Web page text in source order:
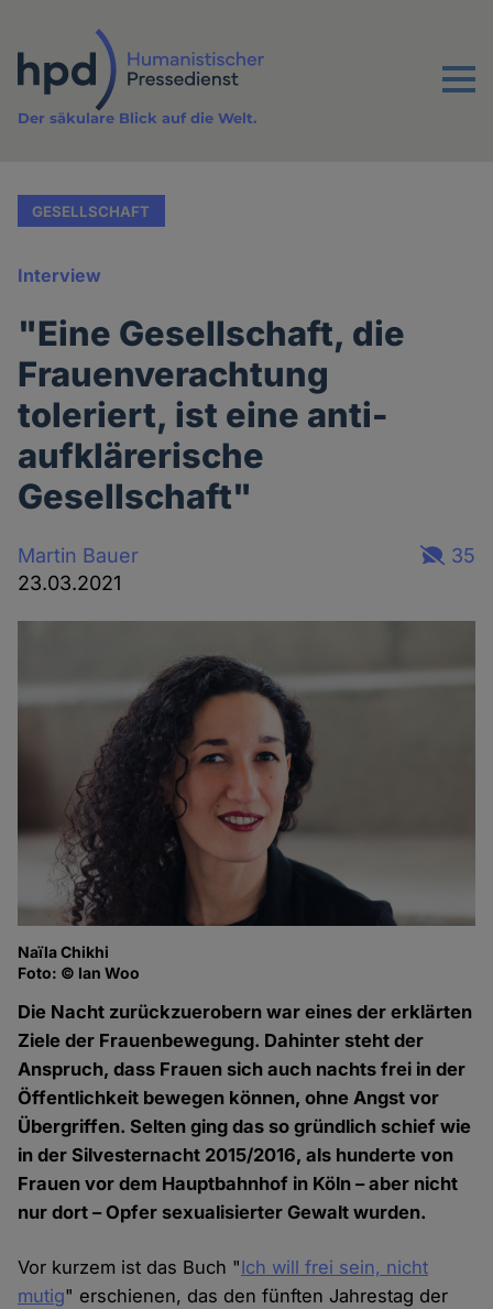
Inhalt
Menu
Der säkulare Blick auf die Welt.
GESELLSCHAFT
Interview
"Eine Gesellschaft, die
Frauenverachtung
toleriert, ist eine anti-
aufklärerische
Gesellschaft"
Martin Bauer
23.03.2021
35
Naïla Chikhi
Foto: © Ian Woo
Die Nacht zurückzuerobern war eines der erklärten
Ziele der Frauenbewegung. Dahinter steht der
Anspruch, dass Frauen sich auch nachts frei in der
Öffentlichkeit bewegen können, ohne Angst vor
Übergriffen. Selten ging das so gründlich schief wie
in der Silvesternacht 2015/2016, als hunderte von
Frauen vor dem Hauptbahnhof in Köln – aber nicht
nur dort – Opfer sexualisierter Gewalt wurden.
Vor kurzem ist das Buch "Ich will frei sein, nicht
mutig" erschienen, das den fünften Jahrestag der